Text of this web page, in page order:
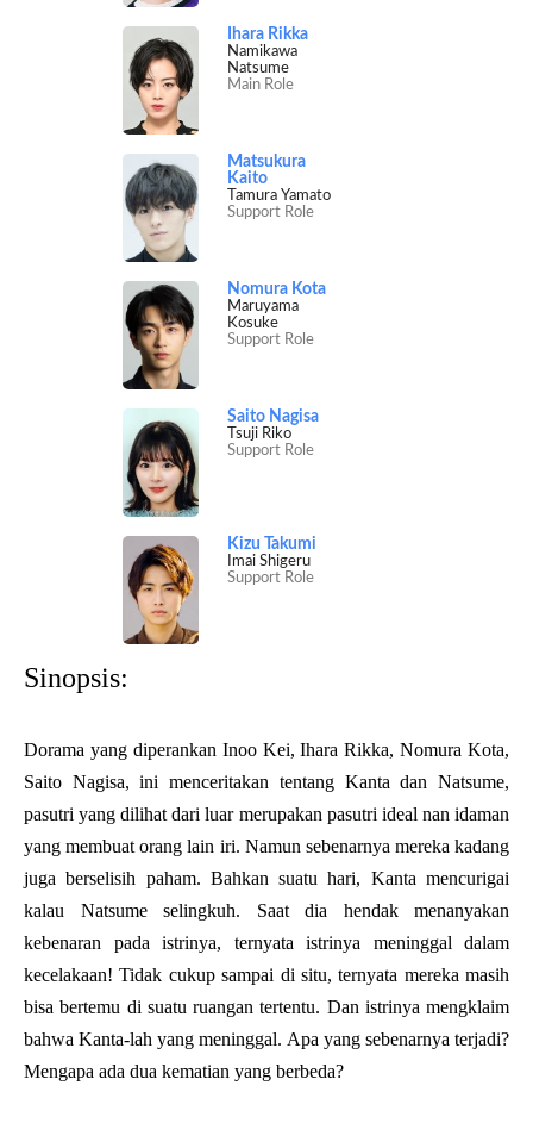
Ihara Rikka
Namikawa
Natsume
Main Role
Matsukura
Kaito
Tamura Yamato
Support Role
Nomura Kota
Maruyama
Kosuke
Support Role
Saito Nagisa
Tsuji Riko
Support Role
Kizu Takumi
Imai Shigeru
Support Role
Sinopsis:
Dorama yang diperankan Inoo Kei, Ihara Rikka, Nomura Kota,
Saito Nagisa, ini menceritakan tentang Kanta dan Natsume,
pasutri yang dilihat dari luar merupakan pasutri ideal nan idaman
yang membuat orang lain iri. Namun sebenarnya mereka kadang
juga berselisih paham. Bahkan suatu hari, Kanta mencurigai
kalau Natsume selingkuh. Saat dia hendak menanyakan
kebenaran pada istrinya, ternyata istrinya meninggal dalam
kecelakaan! Tidak cukup sampai di situ, ternyata mereka masih
bisa bertemu di suatu ruangan tertentu. Dan istrinya mengklaim
bahwa Kanta-lah yang meninggal. Apa yang sebenarnya terjadi?
Mengapa ada dua kematian yang berbeda?